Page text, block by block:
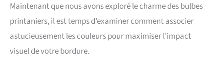
Maintenant que nous avons exploré le charme des bulbes
printaniers, il est temps d’examiner comment associer
astucieusement les couleurs pour maximiser l’impact
visuel de votre bordure.